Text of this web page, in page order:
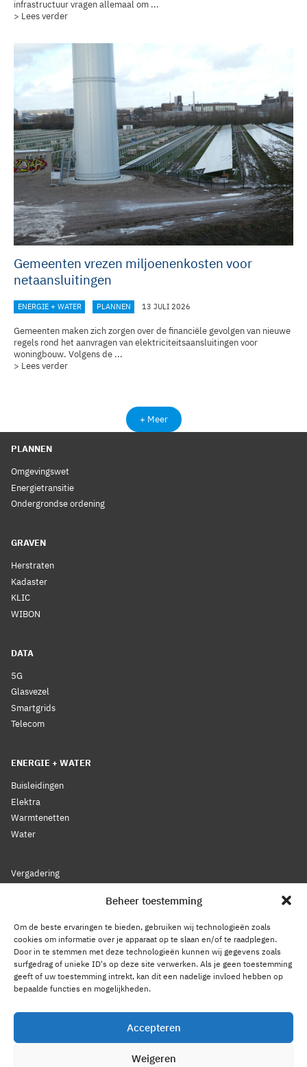
Beheer toestemming
Om de beste ervaringen te bieden, gebruiken wij technologieën zoals
cookies om informatie over je apparaat op te slaan en/of te raadplegen.
Door in te stemmen met deze technologieën kunnen wij gegevens zoals
surfgedrag of unieke ID's op deze site verwerken. Als je geen toestemming
geeft of uw toestemming intrekt, kan dit een nadelige invloed hebben op
bepaalde functies en mogelijkheden.
Accepteren
Weigeren
infrastructuur vragen allemaal om ...
> Lees verder
Gemeenten vrezen miljoenenkosten voor
netaansluitingen
ENERGIE + WATER PLANNEN 13 JULI 2026
Gemeenten maken zich zorgen over de financiële gevolgen van nieuwe
regels rond het aanvragen van elektriciteitsaansluitingen voor
woningbouw. Volgens de ...
> Lees verder
+ Meer
PLANNEN
Omgevingswet
Energietransitie
Ondergrondse ordening
GRAVEN
Herstraten
Kadaster
KLIC
WIBON
DATA
5G
Glasvezel
Smartgrids
Telecom
ENERGIE + WATER
Buisleidingen
Elektra
Warmtenetten
Water
Vergadering
Bestuur
Leden
Voorwaarden
Reglement
Statuten
Privacy Statement